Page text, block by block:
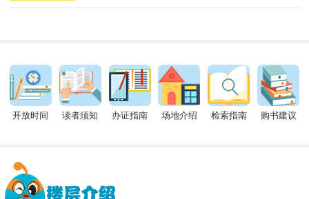
开放时间 读者须知 办证指南 场地介绍 检索指南 购书建议